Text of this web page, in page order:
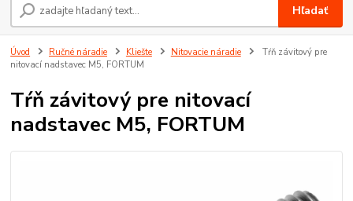
Hľadať
Úvod Ručné náradie Kliešte Nitovacie náradie
Tŕň závitový pre
nitovací nadstavec M5, FORTUM
Tŕň závitový pre nitovací
nadstavec M5, FORTUM